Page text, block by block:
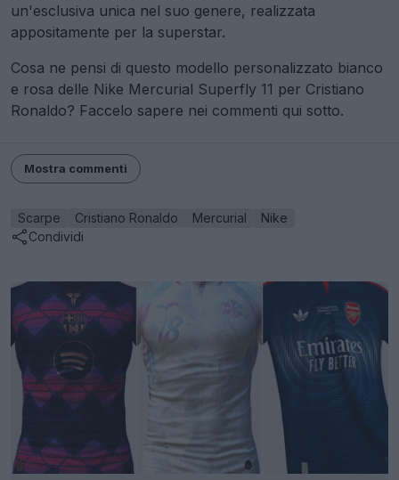
un'esclusiva unica nel suo genere, realizzata
appositamente per la superstar.
Cosa ne pensi di questo modello personalizzato bianco
e rosa delle Nike Mercurial Superfly 11 per Cristiano
Ronaldo? Faccelo sapere nei commenti qui sotto.
Mostra commenti
Scarpe Cristiano Ronaldo Mercurial
Nike
Condividi